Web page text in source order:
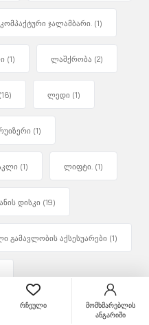
კომპაქტური ჯალამბარი. (1)
(1) ლაშქრობა (2)
(16) ლედი (1)
(1)
(1) ლიფტი. (1)
დისკი (19)
გამავლობის აქსესუარები (1)
(1) (1)
რჩეული
მომხმარებლის
ანგარიში